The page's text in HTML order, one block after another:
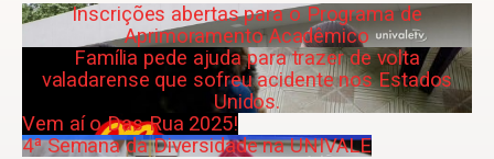
Inscrições abertas para o Programa de
Aprimoramento Acadêmico
Família pede ajuda para trazer de volta
valadarense que sofreu acidente nos Estados
Unidos.
Vem aí o Das Rua 2025!
4ª Semana da Diversidade na UNIVALE